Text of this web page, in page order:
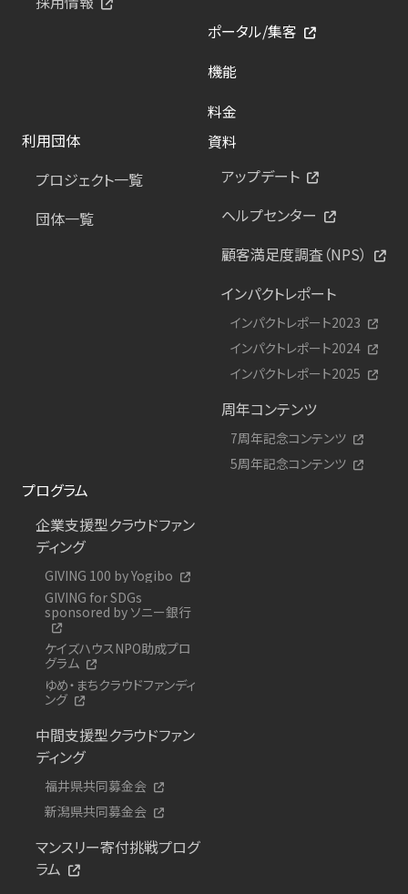
ポータル/集客
機能
料金
利用団体
プロジェクト一覧
団体一覧
資料
アップデート
ヘルプセンター
顧客満足度調査（NPS）
インパクトレポート
インパクトレポート2023
インパクトレポート2024
インパクトレポート2025
周年コンテンツ
7周年記念コンテンツ
5周年記念コンテンツ
プログラム
企業支援型クラウドファン
ディング
GIVING 100 by Yogibo
GIVING for SDGs
sponsored by ソニー銀行
ケイズハウスNPO助成プロ
グラム
ゆめ・まちクラウドファンディ
ング
中間支援型クラウドファン
ディング
福井県共同募金会
新潟県共同募金会
マンスリー寄付挑戦プログ
ラム